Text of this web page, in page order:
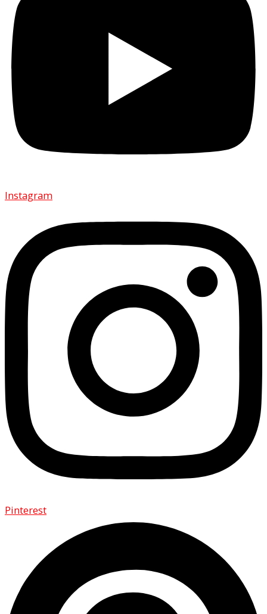
Instagram
Pinterest